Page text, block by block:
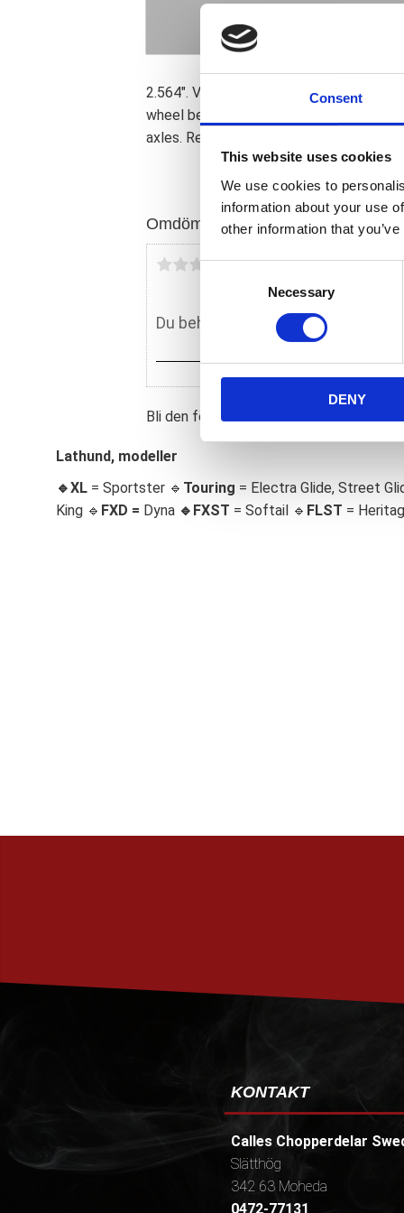
Consent
This website uses cookies
We use cookies to
information about your use
other information that
C
S
e
e
c
Necessary
DENY
2.564". Violet. Front. Without flanges.
wheel bearings; also called axle
axles. Replacement for OEM 43623-78.
Omdömen
Du
Bli den första att lämna ett omdöme.
Lathund, modeller
🔹XL = Sportster 🔹 Touring = Electra Glide, Street
King 🔹 FXD = Dyna 🔹 FXST = Softail 🔹 FLST =
KONTAKT
Calles Chopperdelar
Slätthög
342 63 Moheda
0472-77131